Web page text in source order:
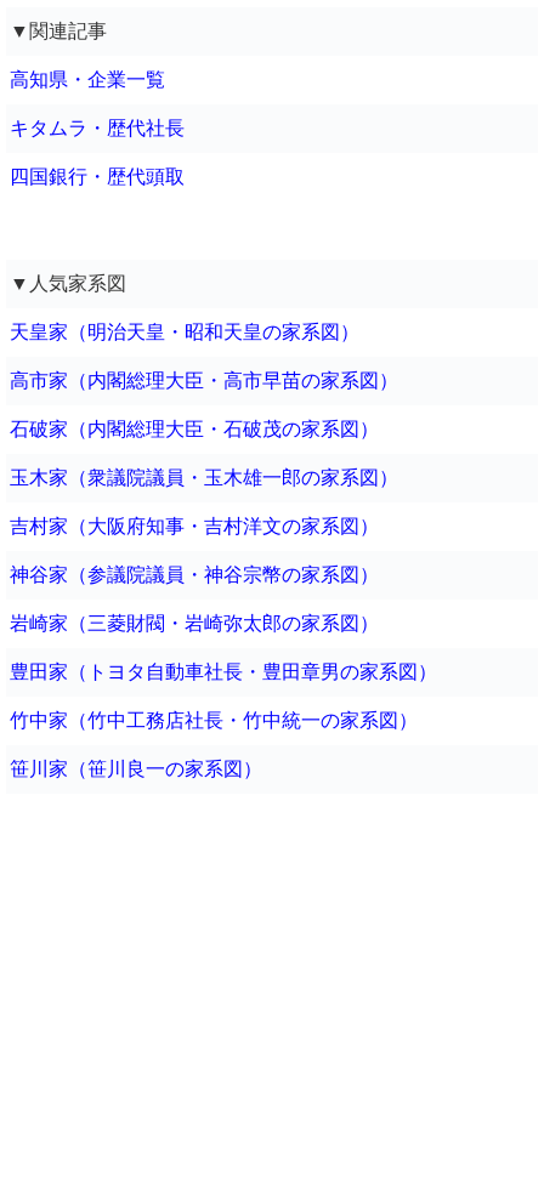
▼関連記事
高知県・企業一覧
キタムラ・歴代社長
四国銀行・歴代頭取
▼人気家系図
天皇家（明治天皇・昭和天皇の家系図）
高市家（内閣総理大臣・高市早苗の家系図）
石破家（内閣総理大臣・石破茂の家系図）
玉木家（衆議院議員・玉木雄一郎の家系図）
吉村家（大阪府知事・吉村洋文の家系図）
神谷家（参議院議員・神谷宗幣の家系図）
岩崎家（三菱財閥・岩崎弥太郎の家系図）
豊田家（トヨタ自動車社長・豊田章男の家系図）
竹中家（竹中工務店社長・竹中統一の家系図）
笹川家（笹川良一の家系図）